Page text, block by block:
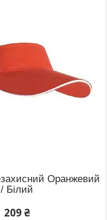
Оранжевий
/ Білий
209 ₴